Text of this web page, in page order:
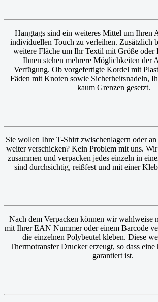
Hangtags sind ein weiteres Mittel um Ihren
individuellen Touch zu verleihen. Zusätzlich
weitere Fläche um Ihr Textil mit Größe oder
Ihnen stehen mehrere Möglichkeiten der
Verfügung. Ob vorgefertigte Kordel mit
Fäden mit Knoten sowie Sicherheitsnadeln,
kaum Grenzen gesetzt.
Sie wollen Ihre T-Shirt zwischenlagern oder an
weiter verschicken? Kein Problem mit uns.
zusammen und verpacken jedes einzeln in
sind durchsichtig, reißfest und mit einer
Nach dem Verpacken können wir wahlweise
mit Ihrer EAN Nummer oder einem Barcode
die einzelnen Polybeutel kleben. Diese
Thermotransfer Drucker erzeugt, so dass
garantiert ist.